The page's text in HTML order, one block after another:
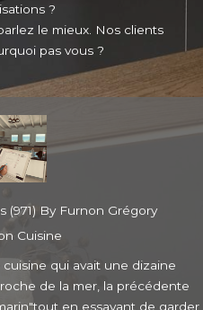
?
le mieux. Nos clients
pas vous ?
(971) By Furnon Grégory
Cuisine
qui avait une dizaine
de la mer, la précédente
en essayant de garder